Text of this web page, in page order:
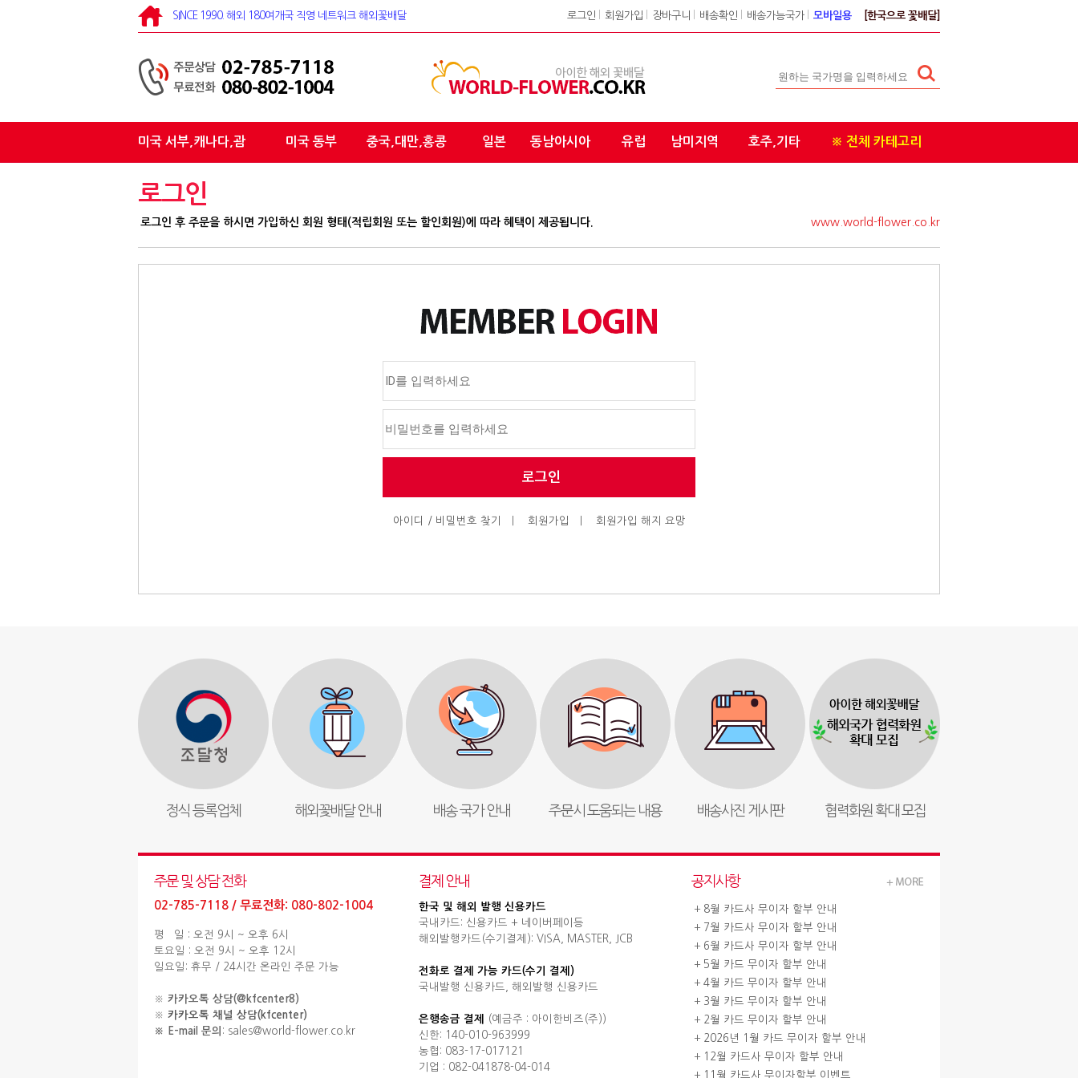
SINCE 1990. 해외 180여개국 직영 네트워크 해외꽃배달 로그인 회원가입 장바구니 배송확인 배송가능국가 모바일용 [한국으로 꽃배달]
미국 서부,캐나다,괌 미국 동부 중국,대만,홍콩 일본 동남아시아 유럽 남미지역 호주,기타 ※ 전체 카테고리
로그인
로그인 후 주문을 하시면 가입하신 회원 형태(적립회원 또는 할인회원)에 따라 혜택이 제공됩니다. www.world-flower.co.kr
아이디 / 비밀번호 찾기 회원가입 회원가입 해지 요망
정식 등록업체 해외꽃배달 안내 배송 국가 안내 주문시 도움되는 내용 배송사진 게시판 협력화원 확대 모집
주문 및 상담 전화
02-785-7118 / 무료전화: 080-802-1004
평 일 : 오전 9시 ~ 오후 6시
토요일 : 오전 9시 ~ 오후 12시
일요일: 휴무 / 24시간 온라인 주문 가능
※ 카카오톡 상담(@kfcenter8)
※ 카카오톡 채널 상담(kfcenter)
※ E-mail 문의 : sales@world-flower.co.kr
결제 안내
한국 및 해외 발행 신용카드
국내카드: 신용카드 + 네이버페이등
해외발행카드(수기결제): VISA, MASTER, JCB
전화로 결제 가능 카드(수기 결제)
국내발행 신용카드, 해외발행 신용카드
은행송금 결제
(예금주 : 아이한비즈(주))
신한: 140-010-963999
농협: 083-17-017121
기업 : 082-041878-04-014
공지사항
+ 8월 카드사 무이자 할부 안내
+ 7월 카드사 무이자 할부 안내
+ 6월 카드사 무이자 할부 안내
+ 5월 카드 무이자 할부 안내
+ 4월 카드 무이자 할부 안내
+ 3월 카드 무이자 할부 안내
+ 2월 카드 무이자 할부 안내
+ 2026년 1월 카드 무이자 할부 안내
+ 12월 카드사 무이자 할부 안내
+ 11월 카드사 무이자할부 이벤트